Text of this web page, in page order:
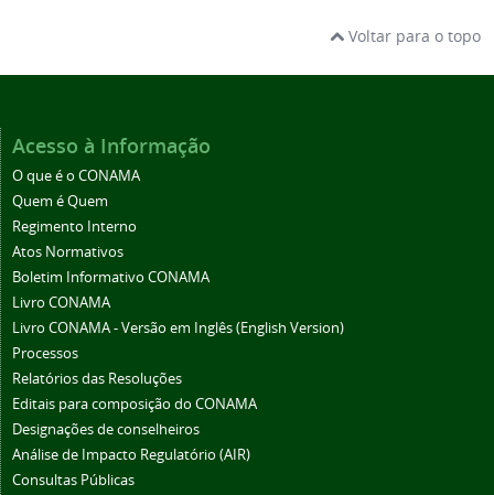
Voltar para o topo
Acesso à Informação
O que é o CONAMA
Quem é Quem
Regimento Interno
Atos Normativos
Boletim Informativo CONAMA
Livro CONAMA
Livro CONAMA - Versão em Inglês (English Version)
Processos
Relatórios das Resoluções
Editais para composição do CONAMA
Designações de conselheiros
Análise de Impacto Regulatório (AIR)
Consultas Públicas